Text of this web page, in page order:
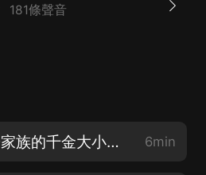
181條聲音
第001章 世界第一家族的千金大小姐？（上）新專輯上架，感謝收聽、訂閱評論投月票！ 6min